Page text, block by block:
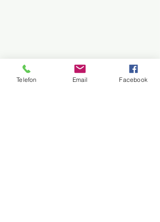
Telefon Email Facebook